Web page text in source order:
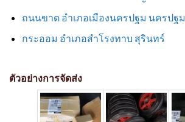
ถนนขาด อำเภอเมืองนครปฐม นครปฐม
กระออม อำเภอสำโรงทาบ สุรินทร์
ตัวอย่างการจัดส่ง